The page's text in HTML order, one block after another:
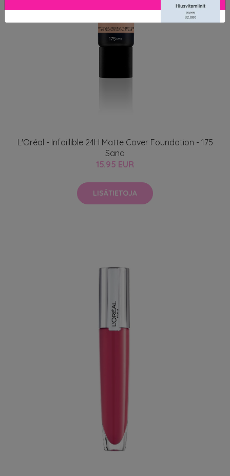
L'Oréal - Infaillible 24H Matte Cover Foundation - 175
Sand
15.95 EUR
LISÄTIETOJA